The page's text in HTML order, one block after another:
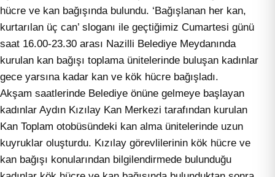
hücre ve kan bağışında bulundu. ‘Bağışlanan her kan,
kurtarılan üç can’ sloganı ile geçtiğimiz Cumartesi günü
saat 16.00-23.30 arası Nazilli Belediye Meydanında
kurulan kan bağışı toplama ünitelerinde buluşan kadınlar
gece yarsına kadar kan ve kök hücre bağışladı.
Akşam saatlerinde Belediye önüne gelmeye başlayan
kadınlar Aydın Kızılay Kan Merkezi tarafından kurulan
Kan Toplam otobüsündeki kan alma ünitelerinde uzun
kuyruklar oluşturdu. Kızılay görevlilerinin kök hücre ve
kan bağışı konularından bilgilendirmede bulunduğu